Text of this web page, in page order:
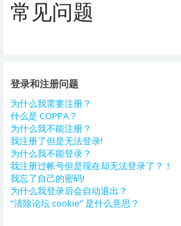
常见问题
登录和注册问题
为什么我需要注册？
什么是 COPPA？
为什么我不能注册？
我注册了但是无法登录!
为什么我不能登录？
我注册过帐号但是现在却无法登录了？！
我忘了自己的密码!
为什么我登录后会自动退出？
“清除论坛 cookie” 是什么意思？